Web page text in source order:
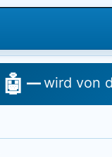
🤖 —wird von